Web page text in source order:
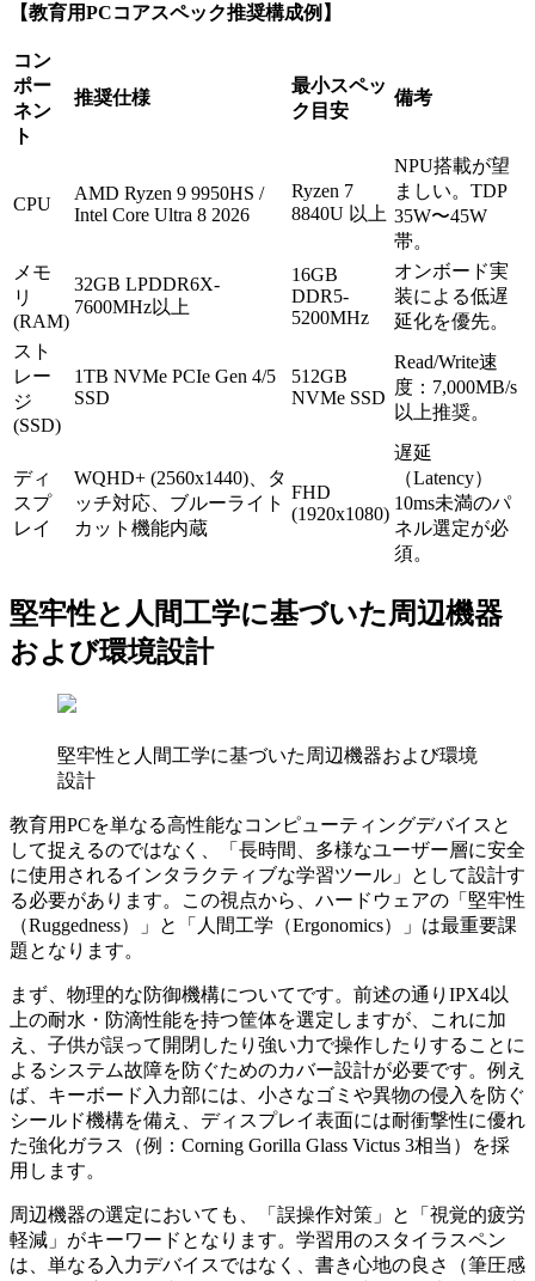
【教育用PCコアスペック推奨構成例】
コン
ポー
ネン
ト
推奨仕様
最小スペッ
ク目安
備考
CPU
AMD Ryzen 9 9950HS /
Intel Core Ultra 8 2026
Ryzen 7
8840U 以上
NPU搭載が望
ましい。TDP
35W〜45W
帯。
メモ
リ
(RAM)
32GB LPDDR6X-
7600MHz以上
16GB
DDR5-
5200MHz
オンボード実
装による低遅
延化を優先。
スト
レー
ジ
(SSD)
1TB NVMe PCIe Gen 4/5
SSD
512GB
NVMe SSD
Read/Write速
度：7,000MB/s
以上推奨。
ディ
スプ
レイ
WQHD+ (2560x1440)、タ
ッチ対応、ブルーライト
カット機能内蔵
FHD
(1920x1080)
遅延
（Latency）
10ms未満のパ
ネル選定が必
須。
堅牢性と人間工学に基づいた周辺機器
および環境設計
堅牢性と人間工学に基づいた周辺機器および環境
設計
教育用PCを単なる高性能なコンピューティングデバイスと
して捉えるのではなく、「長時間、多様なユーザー層に安全
に使用されるインタラクティブな学習ツール」として設計す
る必要があります。この視点から、ハードウェアの「堅牢性
（Ruggedness）」と「人間工学（Ergonomics）」は最重要課
題となります。
まず、物理的な防御機構についてです。前述の通りIPX4以
上の耐水・防滴性能を持つ筐体を選定しますが、これに加
え、子供が誤って開閉したり強い力で操作したりすることに
よるシステム故障を防ぐためのカバー設計が必要です。例え
ば、キーボード入力部には、小さなゴミや異物の侵入を防ぐ
シールド機構を備え、ディスプレイ表面には耐衝撃性に優れ
た強化ガラス（例：Corning Gorilla Glass Victus 3相当）を採
用します。
周辺機器の選定においても、「誤操作対策」と「視覚的疲労
軽減」がキーワードとなります。学習用のスタイラスペン
は、単なる入力デバイスではなく、書き心地の良さ（筆圧感